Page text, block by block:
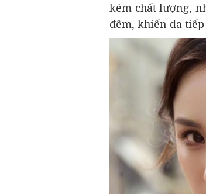
kém chất lượng,
đêm, khiến da